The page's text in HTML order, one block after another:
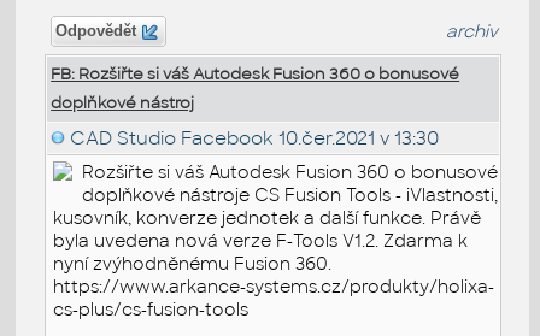
Odpovědět archiv
FB: Rozšiřte si váš Autodesk Fusion 360 o bonusové
doplňkové nástroj
CAD Studio Facebook 10.čer.2021 v 13:30
Rozšiřte si váš Autodesk Fusion 360 o bonusové
doplňkové nástroje CS Fusion Tools - iVlastnosti,
kusovník, konverze jednotek a další funkce. Právě
byla uvedena nová verze F-Tools V1.2. Zdarma k
nyní zvýhodněnému Fusion 360.
https://www.arkance-systems.cz/produkty/holixa-
cs-plus/cs-fusion-tools